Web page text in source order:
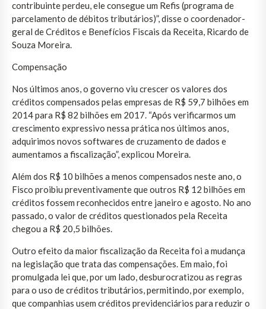
contribuinte perdeu, ele consegue um Refis (programa de
parcelamento de débitos tributários)”, disse o coordenador-
geral de Créditos e Benefícios Fiscais da Receita, Ricardo de
Souza Moreira.
Compensação
Nos últimos anos, o governo viu crescer os valores dos
créditos compensados pelas empresas de R$ 59,7 bilhões em
2014 para R$ 82 bilhões em 2017. “Após verificarmos um
crescimento expressivo nessa prática nos últimos anos,
adquirimos novos softwares de cruzamento de dados e
aumentamos a fiscalização”, explicou Moreira.
Além dos R$ 10 bilhões a menos compensados neste ano, o
Fisco proibiu preventivamente que outros R$ 12 bilhões em
créditos fossem reconhecidos entre janeiro e agosto. No ano
passado, o valor de créditos questionados pela Receita
chegou a R$ 20,5 bilhões.
Outro efeito da maior fiscalização da Receita foi a mudança
na legislação que trata das compensações. Em maio, foi
promulgada lei que, por um lado, desburocratizou as regras
para o uso de créditos tributários, permitindo, por exemplo,
que companhias usem créditos previdenciários para reduzir o